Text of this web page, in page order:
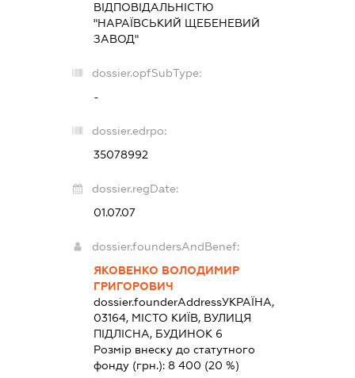
ВІДПОВІДАЛЬНІСТЮ
"НАРАЇВСЬКИЙ ЩЕБЕНЕВИЙ
ЗАВОД"
dossier.opfSubType:
-
dossier.edrpo:
35078992
dossier.regDate:
01.07.07
dossier.foundersAndBenef:
ЯКОВЕНКО ВОЛОДИМИР
ГРИГОРОВИЧ
dossier.founderAddressУКРАЇНА,
03164, МІСТО КИЇВ, ВУЛИЦЯ
ПІДЛІСНА, БУДИНОК 6
Розмір внеску до статутного
фонду (грн.):8 400 (20 %)